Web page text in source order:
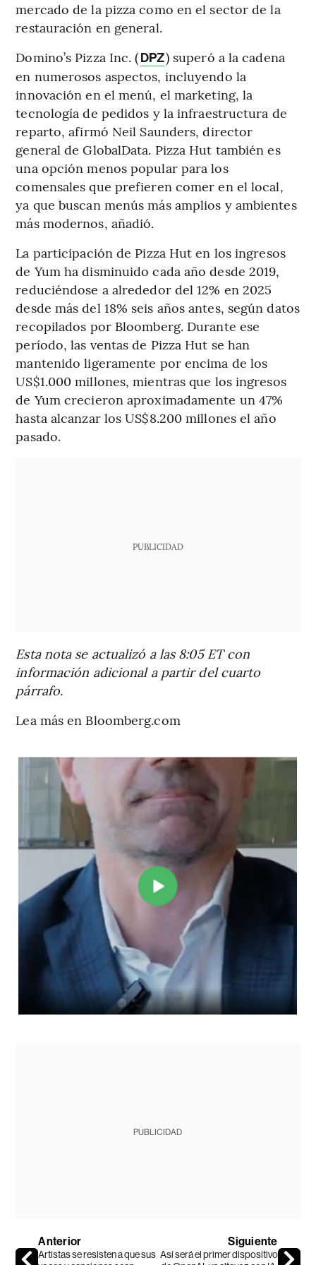
mercado de la pizza como en el sector de la
restauración en general.
Domino’s Pizza Inc. (DPZ) superó a la cadena
en numerosos aspectos, incluyendo la
innovación en el menú, el marketing, la
tecnología de pedidos y la infraestructura de
reparto, afirmó Neil Saunders, director
general de GlobalData. Pizza Hut también es
una opción menos popular para los
comensales que prefieren comer en el local,
ya que buscan menús más amplios y ambientes
más modernos, añadió.
La participación de Pizza Hut en los ingresos
de Yum ha disminuido cada año desde 2019,
reduciéndose a alrededor del 12% en 2025
desde más del 18% seis años antes, según datos
recopilados por Bloomberg. Durante ese
período, las ventas de Pizza Hut se han
mantenido ligeramente por encima de los
US$1.000 millones, mientras que los ingresos
de Yum crecieron aproximadamente un 47%
hasta alcanzar los US$8.200 millones el año
pasado.
PUBLICIDAD
Esta nota se actualizó a las 8:05 ET con
información adicional a partir del cuarto
párrafo.
Lea más en Bloomberg.com
PUBLICIDAD
Anterior
Artistas se resisten a que sus
Siguiente
Así será el primer dispositivo